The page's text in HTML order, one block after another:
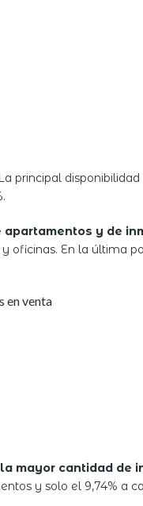
principal
y de
oficinas. En la última
en venta
mayor cantidad de
y solo el 9,74% a